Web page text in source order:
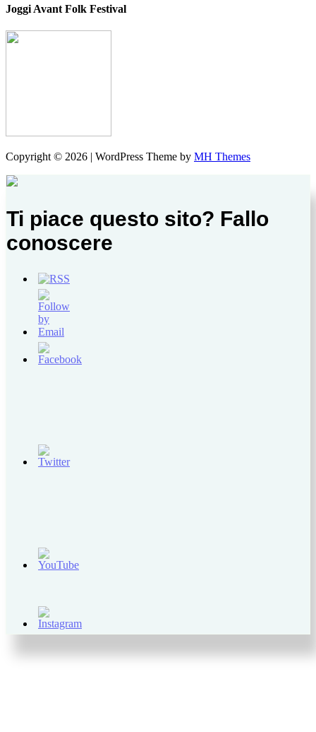
Joggi Avant Folk Festival
Copyright © 2026 | WordPress Theme by MH Themes
Ti piace questo sito? Fallo
conoscere